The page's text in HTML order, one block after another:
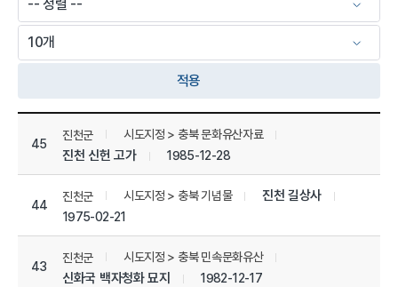
적용
상세정보 관리 목록
45
진천군 시도지정 > 충북 문화유산자료
진천 신헌 고가 1985-12-28
44
진천군 시도지정 > 충북 기념물 진천 길상사
1975-02-21
43
진천군 시도지정 > 충북 민속문화유산
신화국 백자청화 묘지 1982-12-17